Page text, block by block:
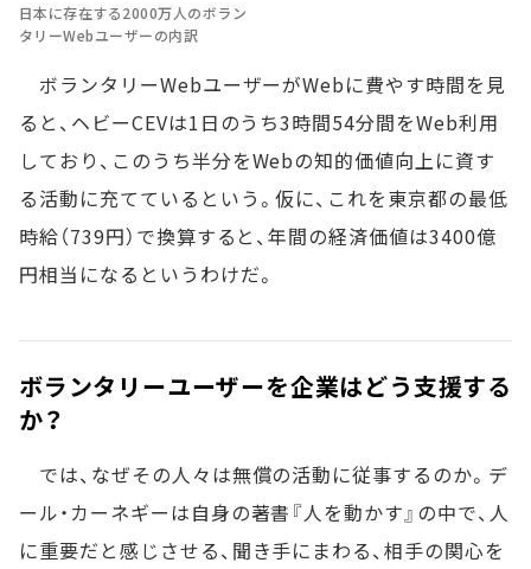
日本に存在する2000万人のボラン
タリーWebユーザーの内訳
ボランタリーWebユーザーがWebに費やす時間を見
ると、ヘビーCEVは1日のうち3時間54分間をWeb利用
しており、このうち半分をWebの知的価値向上に資す
る活動に充てているという。仮に、これを東京都の最低
時給（739円）で換算すると、年間の経済価値は3400億
円相当になるというわけだ。
ボランタリーユーザーを企業はどう支援する
か？
では、なぜその人々は無償の活動に従事するのか。デ
ール・カーネギーは自身の著書『人を動かす』の中で、人
に重要だと感じさせる、聞き手にまわる、相手の関心を